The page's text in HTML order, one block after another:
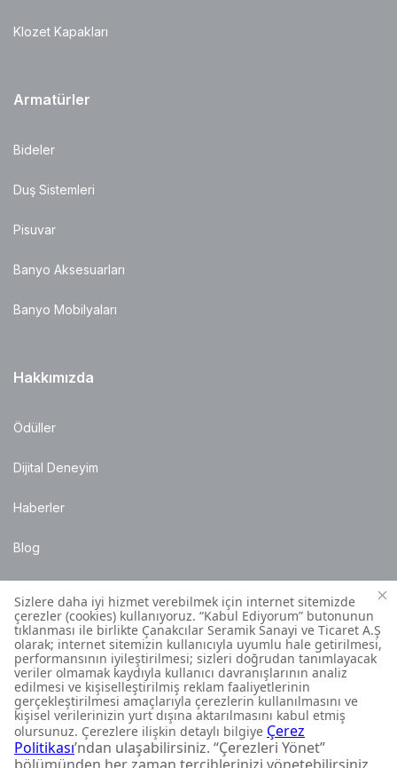
Klozet Kapakları
Armatürler
Bideler
Duş Sistemleri
Pisuvar
Banyo Aksesuarları
Banyo Mobilyaları
Hakkımızda
Ödüller
Dijital Deneyim
Haberler
Blog
Satış Noktaları
Montaj Bilgileri
Müşteri İletişim Merkezi